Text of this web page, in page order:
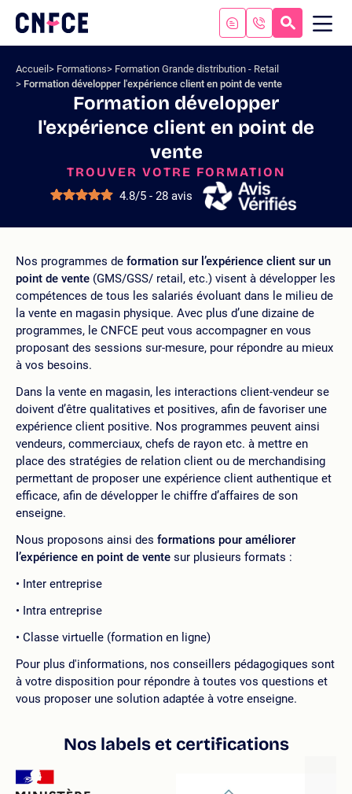
contenu
Logo
site
Accueil Formations
Formation Grande distribution - Retail
Formation développer l'expérience client en point de vente
Formation développer
l'expérience client en point de
vente
TROUVER VOTRE FORMATION
4.8/5 - 28 avis
Nos programmes de formation sur l’expérience client sur un
point de vente (GMS/GSS/ retail, etc.) visent à développer les
compétences de tous les salariés évoluant dans le milieu de
la vente en magasin physique. Avec plus d’une dizaine de
programmes, le CNFCE peut vous accompagner en vous
proposant des sessions sur-mesure, pour répondre au mieux
à vos besoins.
Dans la vente en magasin, les interactions client-vendeur se
doivent d’être qualitatives et positives, afin de favoriser une
expérience client positive. Nos programmes peuvent ainsi
vendeurs, commerciaux, chefs de rayon etc. à mettre en
place des stratégies de relation client ou de merchandising
permettant de proposer une expérience client authentique et
efficace, afin de développer le chiffre d’affaires de son
enseigne.
Nous proposons ainsi des formations pour améliorer
l’expérience en point de vente sur plusieurs formats :
Inter entreprise
Intra entreprise
Classe virtuelle (formation en ligne)
Pour plus d'informations, nos conseillers pédagogiques sont
à votre disposition pour répondre à toutes vos questions et
vous proposer une solution adaptée à votre enseigne.
Nos labels et certifications